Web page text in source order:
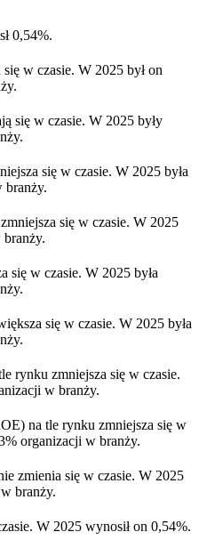
0,54%.
w czasie. W 2025 był on
się w czasie. W 2025 były
się w czasie. W 2025 była
branży.
zmniejsza się w czasie. W 2025
się w czasie. W 2025 była
się w czasie. W 2025 była
rynku zmniejsza się w czasie.
w branży.
na tle rynku zmniejsza się w
organizacji w branży.
zmienia się w czasie. W 2025
branży.
W 2025 wynosił on 0,54%.